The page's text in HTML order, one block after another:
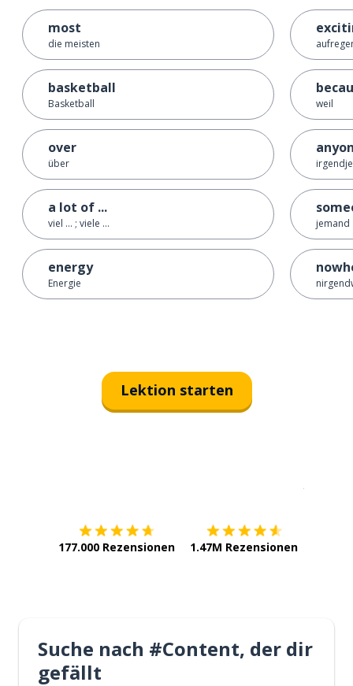
most
die meisten
basketball
Basketball
over
über
a lot of ...
viel ... ; viele ...
energy
Energie
weil
jemand
Lektion starten
177.000 Rezensionen 1.47M Rezensionen
Suche nach #Content, der dir
gefällt